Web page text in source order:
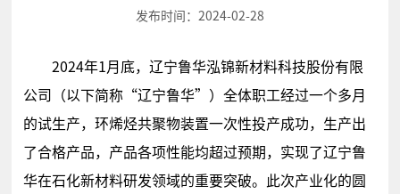
发布时间： 2024-02-28
2024年1月底，辽宁鲁华泓锦新材料科技股份有限
公司（以下简称“辽宁鲁华”）全体职工经过一个多月
的试生产，环烯烃共聚物装置一次性投产成功，生产出
了合格产品，产品各项性能均超过预期，实现了辽宁鲁
华在石化新材料研发领域的重要突破。此次产业化的圆